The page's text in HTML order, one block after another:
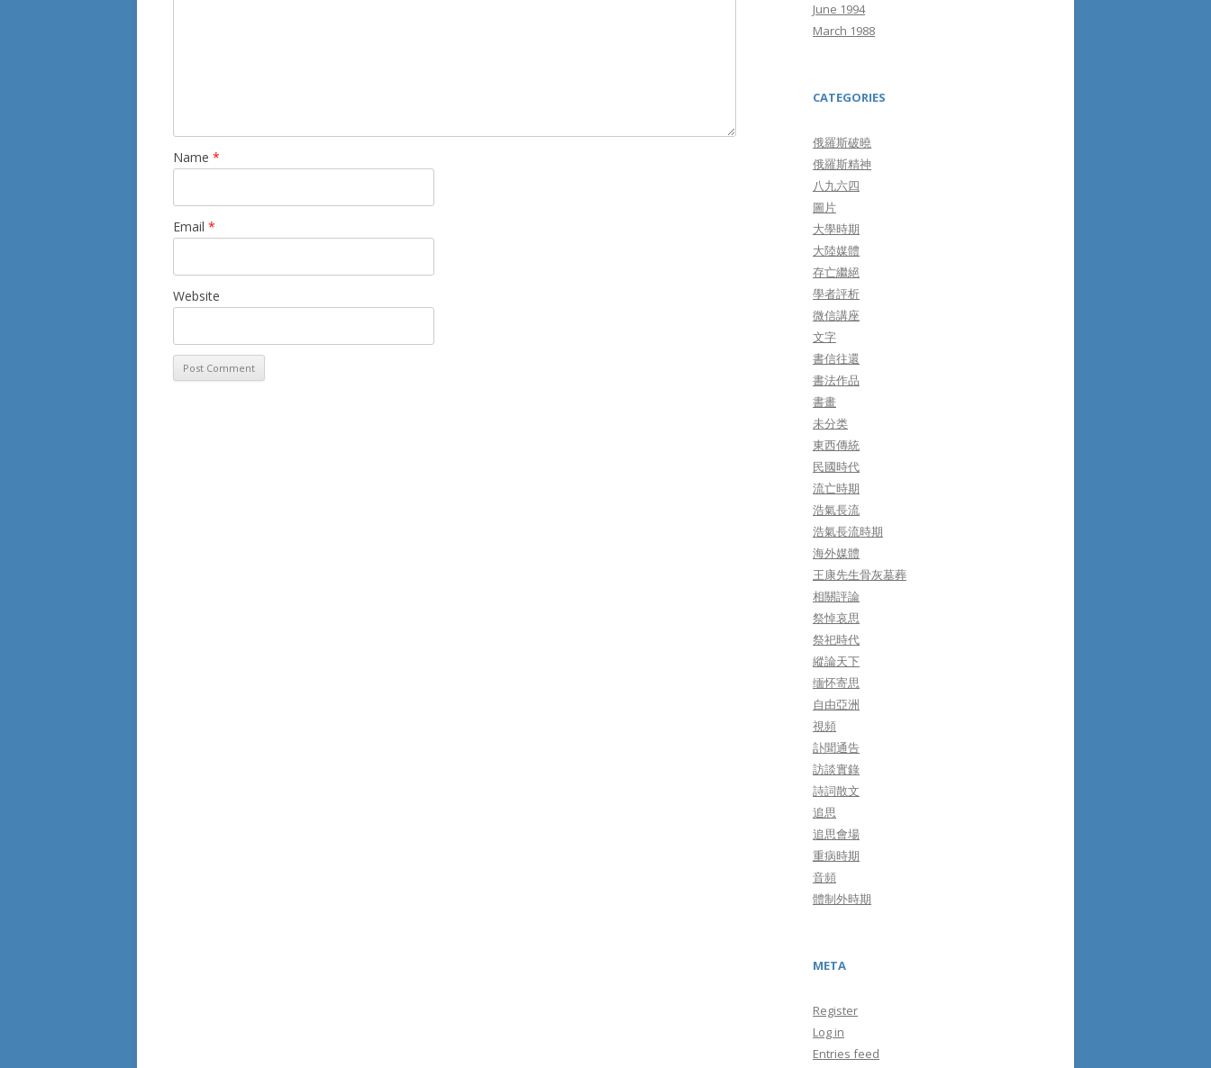
Name *
Email *
Website
June 1994
March 1988
CATEGORIES
俄羅斯破曉
俄羅斯精神
八九六四
圖片
大學時期
大陸媒體
存亡繼絕
學者評析
微信講座
文字
書信往還
書法作品
書畫
未分类
東西傳統
民國時代
流亡時期
浩氣長流
浩氣長流時期
海外媒體
王康先生骨灰墓葬
相關評論
祭悼哀思
祭祀時代
縱論天下
缅怀寄思
自由亞洲
視頻
訃聞通告
訪談實錄
詩詞散文
追思
追思會場
重病時期
音頻
體制外時期
META
Register
Log in
Entries feed